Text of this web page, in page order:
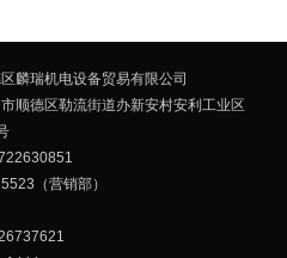
麟瑞机电设备贸易有限公司
顺德区勒流街道办新安村安利工业区
（营销部）